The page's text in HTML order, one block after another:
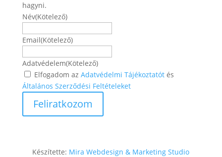
hagyni.
Név(Kötelező)
Email(Kötelező)
Adatvédelem(Kötelező)
Elfogadom az Adatvédelmi Tájékoztatótés
Általános Szerződési Feltételeket
Készítette: Mira Webdesign & Marketing Studio